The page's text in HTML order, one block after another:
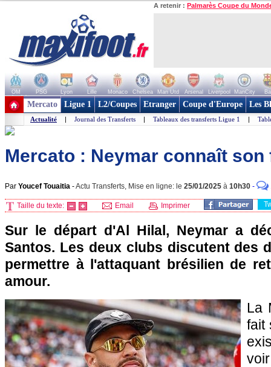
A retenir : Palmarès Coupe du
OM PSG Lyon Lille Monaco Chelsea Man Utd Arsenal Liverpool ManCity
+ de clubs
Mercato Ligue 1 L2/Coupes Etranger Coupe d'Europe Les
Actualité | Journal des Transferts | Tableaux des transferts Ligue 1 |
Mercato : Neymar connaît
Par Youcef Touaitia -Actu Transferts, Mise en ligne: le 25/01/2025 à 10h30 -
Taille du texte: Email Imprimer
Sur le départ d'Al Hilal, Neymar a
Santos. Les deux clubs discutent des
permettre à l'attaquant brésilien de
amour.
La
fait